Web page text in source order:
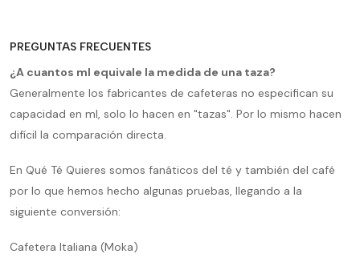
PREGUNTAS FRECUENTES
¿A cuantos ml equivale la medida de una taza?
Generalmente los fabricantes de cafeteras no especifican su
capacidad en ml, solo lo hacen en "tazas". Por lo mismo hacen
difícil la comparación directa.
En Qué Té Quieres somos fanáticos del té y también del café
por lo que hemos hecho algunas pruebas, llegando a la
siguiente conversión:
Cafetera Italiana (Moka)